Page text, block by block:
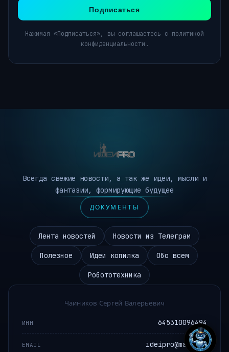
Подписаться
Нажимая «Подписаться», вы соглашаетесь с политикой
конфиденциальности.
Всегда свежие новости, а так же идеи, мысли и
фантазии, формирующие будущее
ДОКУМЕНТЫ
Лента новостей Новости из Телеграм
Полезное Идеи копилка Обо всем
Робототехника
Чаиников Сергей Валерьевич
ИНН 645310096494
EMAIL ideipro@mail.ru